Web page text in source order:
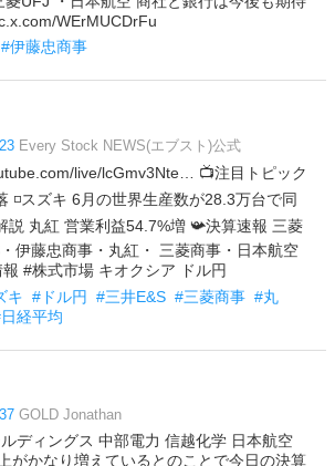
WErMUCDrFu
#伊藤忠商事
Every Stock NEWS(エブスト)公式
live/lcGmv3Nte… 📺注目トピック
◽スズキ 6月の世界生産数が28.3万台で同
説 丸紅 営業利益54.7%増 📯決算速報 三菱
伊藤忠商事・丸紅・ 三菱商事・日本航空
#株式市場 キオクシア ドル円
キ #ドル円 #三井E&S #三菱商事 #丸
経平均
GOLD Jonathan
ディングス 中部電力 信越化学 日本航空
がかなり増えているとのことで今日の決算